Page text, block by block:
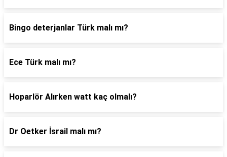
Bingo deterjanlar Türk malı mı?
Ece Türk malı mı?
Hoparlör Alırken watt kaç olmalı?
Dr Oetker İsrail malı mı?